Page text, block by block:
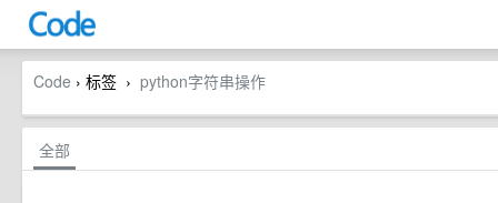
Code › 标签 › python字符串操作
全部